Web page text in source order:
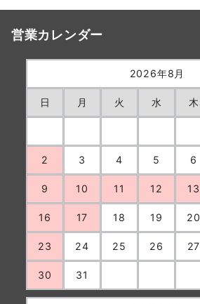
営業カレンダー
2026年8月
日 月 火 水 木
2 3 4 5 6
9 10 11 12 13
16 17 18 19 20
23 24 25 26 27
30 31